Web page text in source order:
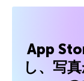
App
し、写